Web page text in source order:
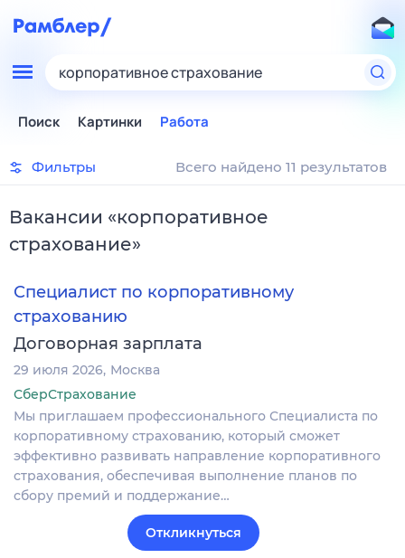
корпоративное страхование
Поиск Картинки Работа
Фильтры Всего найдено 11 результатов
Вакансии «корпоративное
страхование»
Специалист по корпоративному
страхованию
Договорная зарплата
29 июля 2026 Москва
СберСтрахование
Мы приглашаем профессионального Специалиста по
корпоративному страхованию, который сможет
эффективно развивать направление корпоративного
страхования, обеспечивая выполнение планов по
сбору премий и поддержание…
Откликнуться